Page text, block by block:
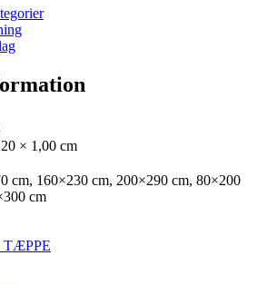
× 1,00 cm
cm, 160×230 cm, 200×290 cm, 80×200
cm
TÆPPE